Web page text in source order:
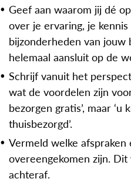
Geef aan waarom jij dé
over je ervaring, je
bijzonderheden van
helemaal aansluit op de
Schrijf vanuit het
wat de voordelen zijn
bezorgen gratis’, maar
thuisbezorgd’.
Vermeld welke
overeengekomen zijn.
achteraf.